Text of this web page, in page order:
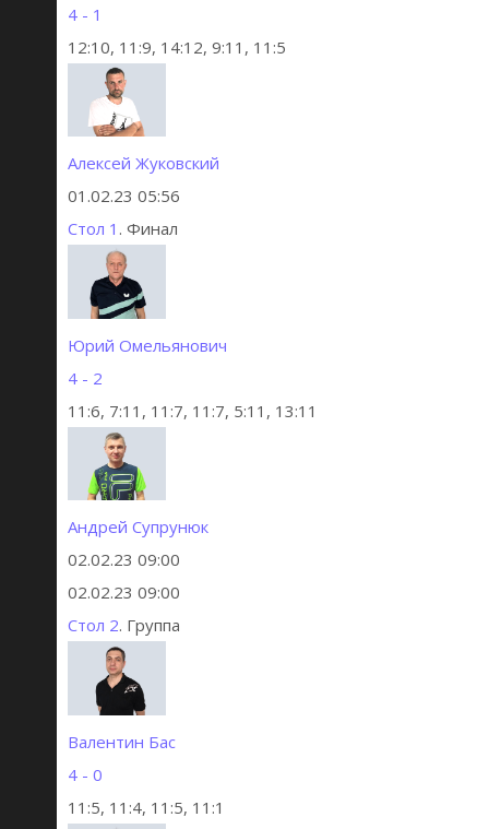
4 - 1
12:10, 11:9, 14:12, 9:11, 11:5
Алексей Жуковский
01.02.23 05:56
Стол 1 . Финал
Юрий Омельянович
4 - 2
11:6, 7:11, 11:7, 11:7, 5:11, 13:11
Андрей Супрунюк
02.02.23 09:00
02.02.23 09:00
Стол 2. Группа
Валентин Бас
4 - 0
11:5, 11:4, 11:5, 11:1